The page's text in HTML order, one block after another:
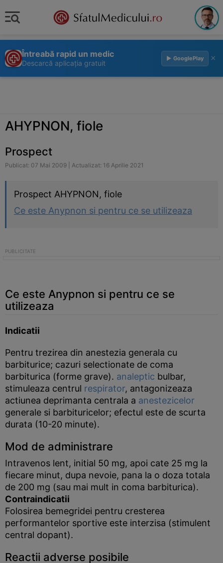
Întreabă rapid un medic
Descarcă aplicația gratuit
▶ GooglePlay ×
AHYPNON, fiole
Prospect
Publicat: 07 Mai 2009 | Actualizat: 16 Aprilie 2021
Prospect AHYPNON, fiole
Ce este Anypnon si pentru ce se utilizeaza
Ce este Anypnon si pentru ce se
utilizeaza
Indicatii
Pentru trezirea din anestezia generala cu
barbiturice; cazuri selectionate de coma
barbiturica (forme grave). analeptic bulbar,
stimuleaza centrul respirator, antagonizeaza
actiunea deprimanta centrala a anestezicelor
generale si barbituricelor; efectul este de scurta
durata (10-20 minute).
Mod de administrare
Intravenos lent, initial 50 mg, apoi cate 25 mg la
fiecare minut, dupa nevoie, pana la o doza totala
de 200 mg (sau mai mult in coma barbiturica).
Contraindicatii
Folosirea bemegridei pentru cresterea
performantelor sportive este interzisa (stimulent
central dopant).
Reactii adverse posibile